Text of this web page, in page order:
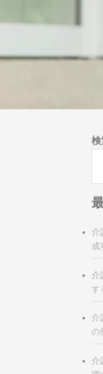
検
介
成
介
す
介
の
介